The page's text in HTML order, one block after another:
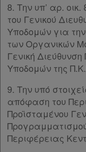
8. Την υπ’ αρ.
του Γενικού
Υποδομών για
των Οργανικών
Γενική
Υποδομών της
9. Την υπό
απόφαση του
Προϊσταμένου
Περιφέρειας